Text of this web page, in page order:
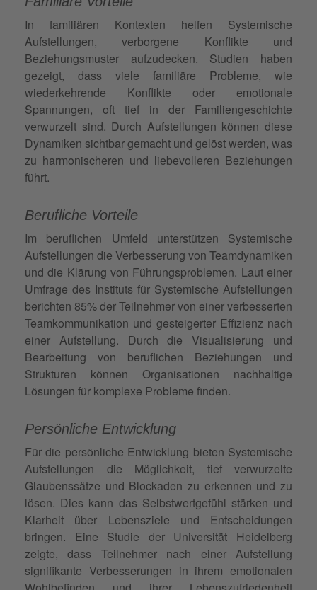
In familiären Kontexten helfen Systemische
Aufstellungen, verborgene Konflikte und
Beziehungsmuster aufzudecken. Studien haben
gezeigt, dass viele familiäre Probleme, wie
wiederkehrende Konflikte oder emotionale
Spannungen, oft tief in der Familiengeschichte
verwurzelt sind. Durch Aufstellungen können diese
Dynamiken sichtbar gemacht und gelöst werden, was
zu harmonischeren und liebevolleren Beziehungen
führt.
Berufliche Vorteile
Im beruflichen Umfeld unterstützen Systemische
Aufstellungen die Verbesserung von Teamdynamiken
und die Klärung von Führungsproblemen. Laut einer
Umfrage des Instituts für Systemische Aufstellungen
berichten 85% der Teilnehmer von einer verbesserten
Teamkommunikation und gesteigerter Effizienz nach
einer Aufstellung. Durch die Visualisierung und
Bearbeitung von beruflichen Beziehungen und
Strukturen können Organisationen nachhaltige
Lösungen für komplexe Probleme finden.
Persönliche Entwicklung
Für die persönliche Entwicklung bieten Systemische
Aufstellungen die Möglichkeit, tief verwurzelte
Glaubenssätze und Blockaden zu erkennen und zu
lösen. Dies kann das Selbstwertgefühl stärken und
Klarheit über Lebensziele und Entscheidungen
bringen. Eine Studie der Universität Heidelberg
zeigte, dass Teilnehmer nach einer Aufstellung
signifikante Verbesserungen in ihrem emotionalen